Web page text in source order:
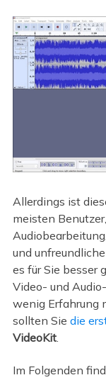
Allerdings ist
meisten
und
es für Sie besser
Video- und
wenig Erfahrung
sollten Sie die
VideoKit.
Im Folgenden